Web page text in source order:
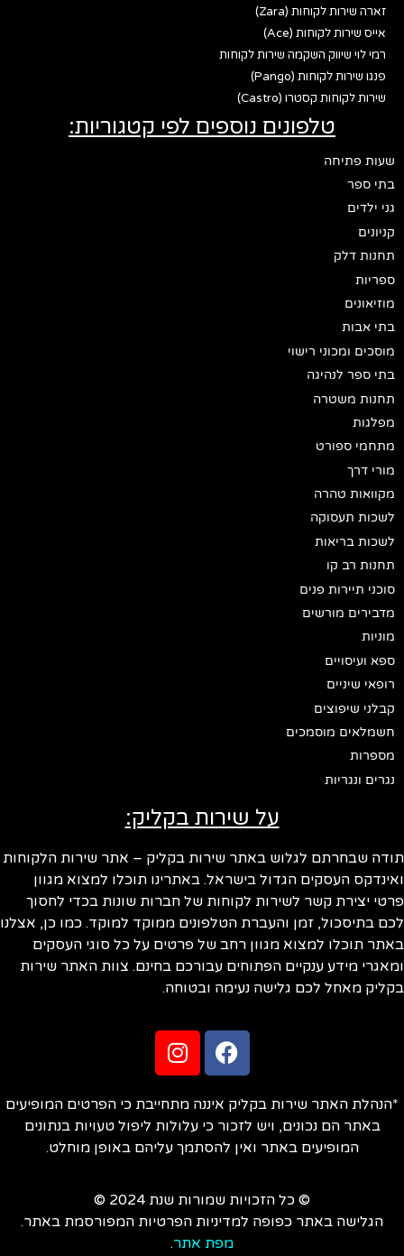
זארה שירות לקוחות (Zara)
אייס שירות לקוחות (Ace)
רמי לוי שיווק השקמה שירות לקוחות
פנגו שירות לקוחות (Pango)
שירות לקוחות קסטרו (Castro)
טלפונים נוספים לפי קטגוריות:
שעות פתיחה
בתי ספר
גני ילדים
קניונים
תחנות דלק
ספריות
מוזיאונים
בתי אבות
מוסכים ומכוני רישוי
בתי ספר לנהיגה
תחנות משטרה
מפלגות
מתחמי ספורט
מורי דרך
מקוואות טהרה
לשכות תעסוקה
לשכות בריאות
תחנות רב קו
סוכני תיירות פנים
מדבירים מורשים
מוניות
ספא ועיסויים
רופאי שיניים
קבלני שיפוצים
חשמלאים מוסמכים
מספרות
נגרים ונגריות
על שירות בקליק:
שבחרתם לגלוש באתר שירות בקליק – אתר שירות הלקוחות
העסקים הגדול בישראל. באתרינו תוכלו למצוא מגוון
יצירת קשר לשירות לקוחות של חברות שונות בכדי לחסוך
בתיסכול, זמן והעברת הטלפונים ממוקד למוקד. כמו כן, אצלנו
תוכלו למצוא מגוון רחב של פרטים על כל סוגי העסקים
מידע ענקיים הפתוחים עבורכם בחינם. צוות האתר שירות
מאחל לכם גלישה נעימה ובטוחה.
האתר שירות בקליק איננה מתחייבת כי הפרטים המופיעים
באתר הם נכונים, ויש לזכור כי עלולות ליפול טעויות בנתונים
המופיעים באתר ואין להסתמך עליהם באופן מוחלט.
© כל הזכויות שמורות שנת 2024 ©
הגלישה באתר כפופה למדיניות הפרטיות המפורסמת באתר.
מפת אתר.